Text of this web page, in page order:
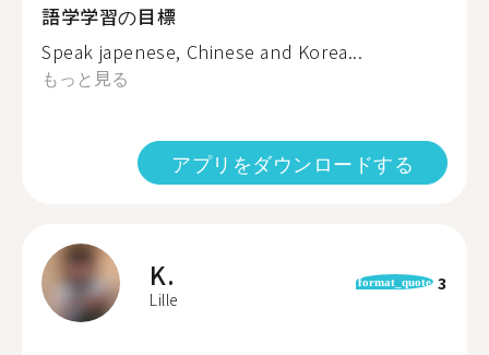
語学学習の目標
Speak japenese, Chinese and Korea...
もっと見る
アプリをダウンロードする
K.
Lille
format_quote 3